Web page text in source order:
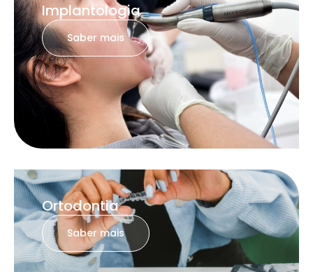
Implantologia
Saber mais
Ortodontia
Saber mais